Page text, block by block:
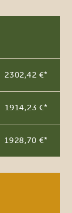
2302,42 €*
1914,23 €*
1928,70 €*